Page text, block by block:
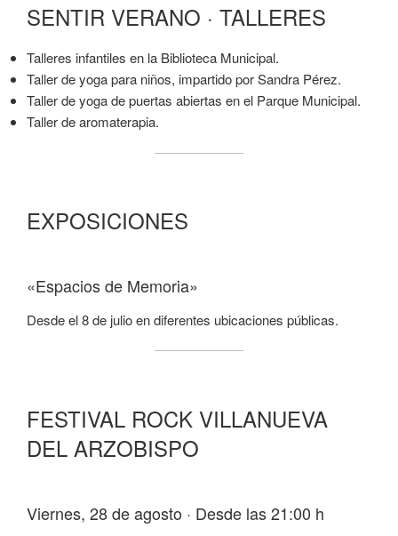
SENTIR VERANO · TALLERES
Talleres infantiles en la Biblioteca Municipal.
Taller de yoga para niños, impartido por Sandra Pérez.
Taller de yoga de puertas abiertas en el Parque Municipal.
Taller de aromaterapia.
EXPOSICIONES
«Espacios de Memoria»
Desde el 8 de julio en diferentes ubicaciones públicas.
FESTIVAL ROCK VILLANUEVA
DEL ARZOBISPO
Viernes, 28 de agosto · Desde las 21:00 h